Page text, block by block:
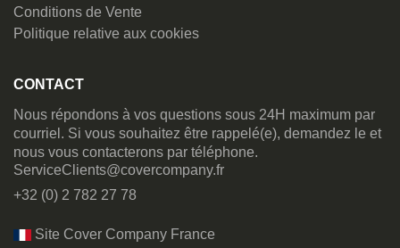
Conditions de Vente
Politique relative aux cookies
CONTACT
Nous répondons à vos questions sous 24H maximum par
courriel. Si vous souhaitez être rappelé(e), demandez le et
nous vous contacterons par téléphone.
ServiceClients@covercompany.fr
+32 (0) 2 782 27 78
Site Cover Company France